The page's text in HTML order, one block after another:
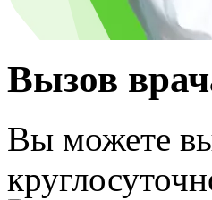
Вызов
Вы можете